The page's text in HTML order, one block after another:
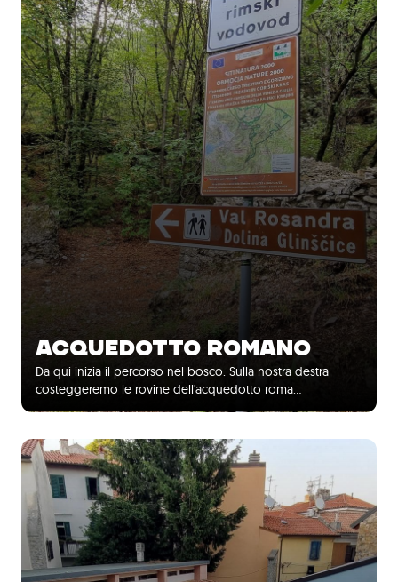
ACQUEDOTTO ROMANO
Da qui inizia il percorso nel bosco. Sulla nostra destra
costeggeremo le rovine dell'acquedotto roma…